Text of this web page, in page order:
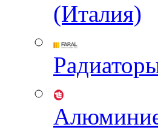
(Италия)